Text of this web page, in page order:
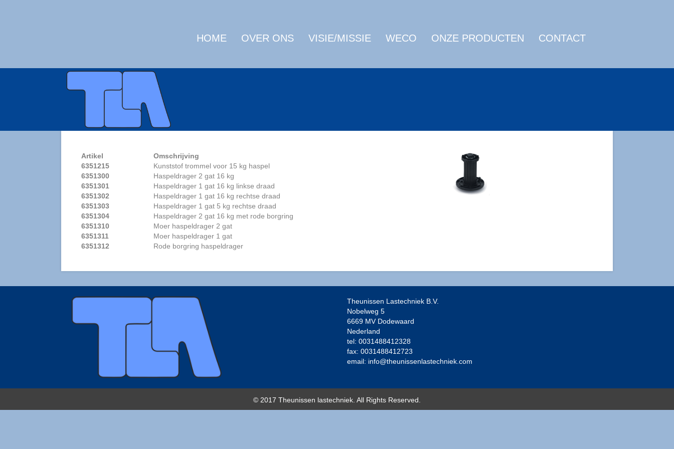
HOME OVER ONS VISIE/MISSIE WECO ONZE PRODUCTEN CONTACT
Artikel
Omschrijving
6351215
Kunststof trommel voor 15 kg haspel
6351300
Haspeldrager 2 gat 16 kg
6351301
Haspeldrager 1 gat 16 kg linkse draad
6351302
Haspeldrager 1 gat 16 kg rechtse draad
6351303
Haspeldrager 1 gat 5 kg rechtse draad
6351304
Haspeldrager 2 gat 16 kg met rode borgring
6351310
Moer haspeldrager 2 gat
6351311
Moer haspeldrager 1 gat
6351312
Rode borgring haspeldrager
Theunissen Lastechniek B.V.
Nobelweg 5
6669 MV Dodewaard
Nederland
tel: 0031488412328
fax: 0031488412723
email: info@theunissenlastechniek.com
© 2017 Theunissen lastechniek. All Rights Reserved.